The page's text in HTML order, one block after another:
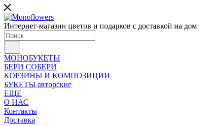
Интернет-магазин цветов и подарков с доставкой на дом
МОНОБУКЕТЫ
БЕРИ СОБЕРИ
КОРЗИНЫ И КОМПОЗИЦИИ
БУКЕТЫ авторские
ЕЩЕ
О НАС
Контакты
Доставка